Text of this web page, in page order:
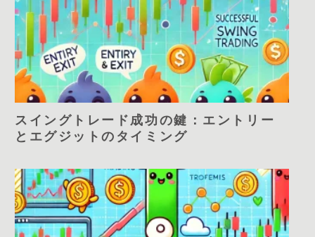
スイングトレード成功の鍵：エントリー
とエグジットのタイミング